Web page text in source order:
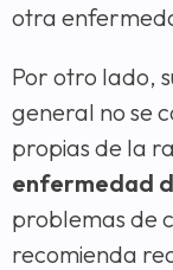
otra
Por otro lado,
general no se
propias de la
enfermedad
problemas de
recomienda